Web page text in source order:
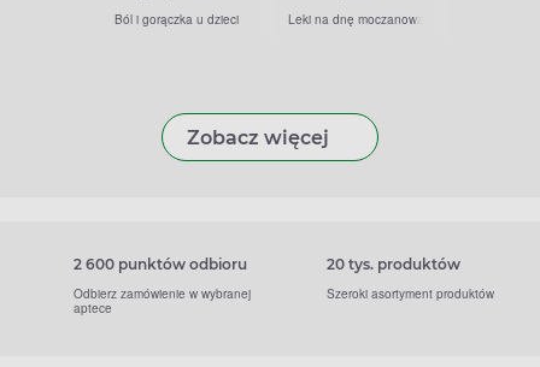
Ból i gorączka u dzieci
Leki na dnę moczanową
Zobacz więcej
2 600 punktów odbioru
Odbierz zamówienie w wybranej
aptece
20 tys. produktów
Szeroki asortyment produktów